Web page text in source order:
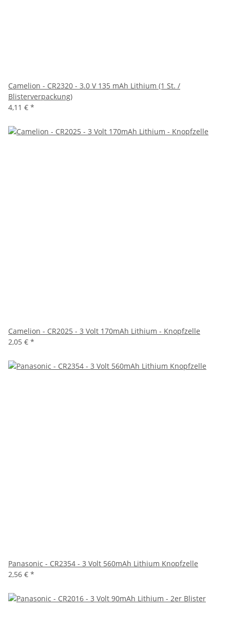
Camelion - CR2320 - 3.0 V 135 mAh Lithium (1 St. /
Blisterverpackung)
4,11 € *
Camelion - CR2025 - 3 Volt 170mAh Lithium - Knopfzelle
2,05 € *
Panasonic - CR2354 - 3 Volt 560mAh Lithium Knopfzelle
2,56 € *